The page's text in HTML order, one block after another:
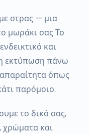
στρας — μια
μωράκι σας Το
και
η εκτύπωση πάνω
όπως
παρόμοιο.
το δικό σας,
χρώματα και